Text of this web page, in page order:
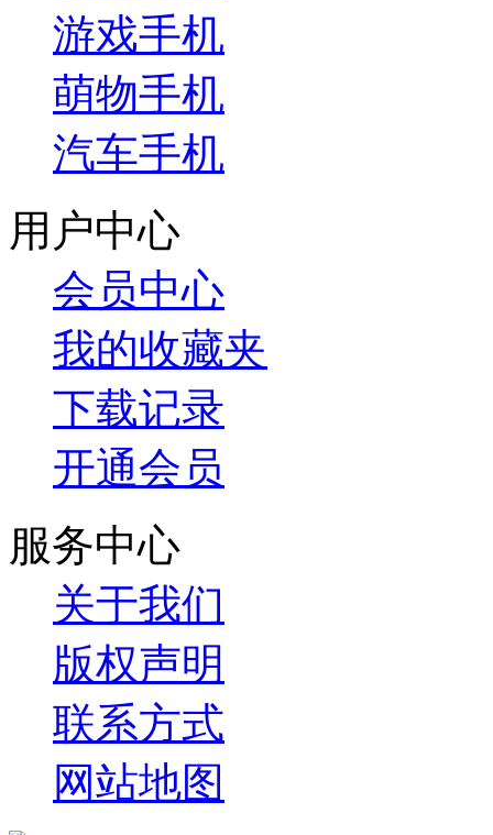
游戏手机
萌物手机
汽车手机
用户中心
会员中心
我的收藏夹
下载记录
开通会员
服务中心
关于我们
版权声明
联系方式
网站地图